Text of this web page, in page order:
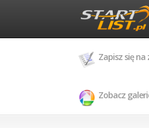
Zapisz się na
Zobacz